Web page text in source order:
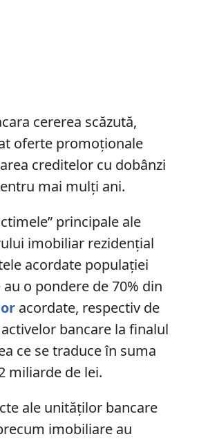
cererea scăzută,
oferte promoționale
creditelor cu dobânzi
mai mulți ani.
principale ale
imobiliar rezidențial
acordate populației
o pondere de 70% din
acordate, respectiv de
bancare la finalul
ce se traduce în suma
miliarde de lei.
ale unităților bancare
imobiliare au